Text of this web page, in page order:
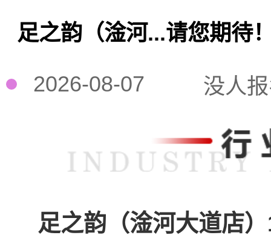
足之韵（淦河...请您期待
2026-08-07 没人
足之韵（淦河大道店